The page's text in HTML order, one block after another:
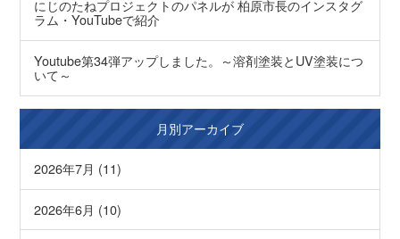
にじのたねプロジェクトのパネルが 柏原市長のインスタグ
ラム・YouTubeで紹介
Youtube第34弾アップしました。～溶剤塗装とUV塗装につ
いて～
月別アーカイブ
2026年7月 (11)
2026年6月 (10)